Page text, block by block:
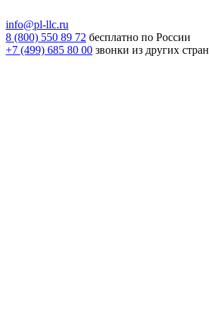
info@pl-llc.ru
8 (800) 550 89 72 бесплатно по России
+7 (499) 685 80 00 звонки из других стран